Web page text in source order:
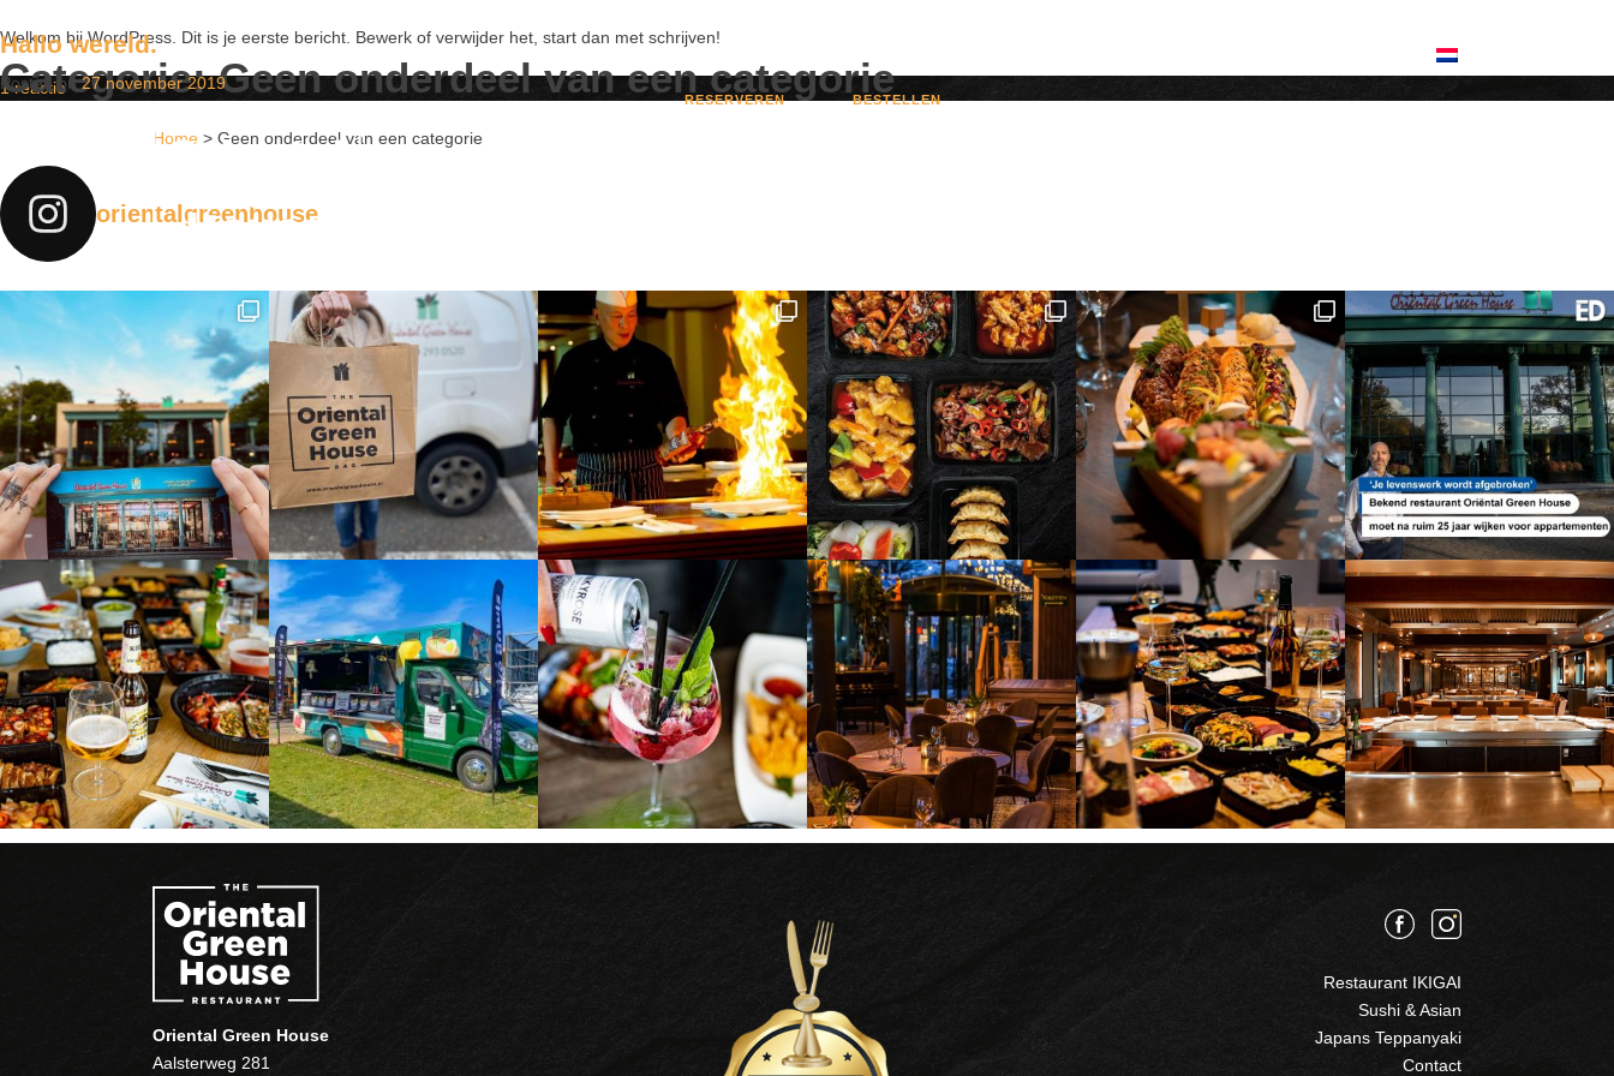
RESERVEREN BESTELLEN
Categorie:Geen onderdeel van een categorie
Hallo wereld.
Posted on27 november 2019
Welkom bij WordPress. Dit is je eerste bericht. Bewerk of verwijder het, start dan met schrijven!
1 reactieop
Home > Geen onderdeel van een categorie
orientalgreenhouse
Oriental Green House
Aalsterweg 281
Restaurant IKIGAI
Sushi & Asian
Japans Teppanyaki
Contact